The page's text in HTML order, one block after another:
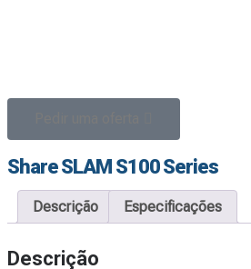
Share SLAM S100 Series
Descrição Especificações
Descrição